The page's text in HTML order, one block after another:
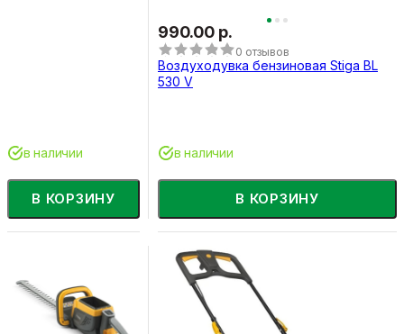
В КОРЗИНУ
в наличии
990.00 р.
0 отзывов
Воздуходувка бензиновая Stiga BL
530 V
В КОРЗИНУ
в наличии